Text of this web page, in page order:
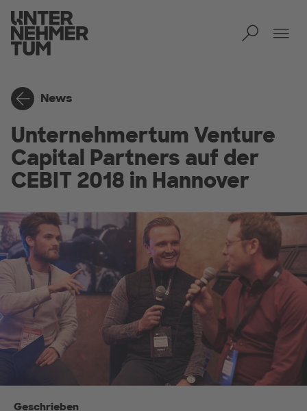
News
Unternehmertum Venture
Capital Partners auf der
CEBIT 2018 in Hannover
Geschrieben